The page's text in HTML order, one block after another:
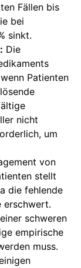
Fällen bis
bei
sinkt.
Die
Patienten
nicht
um
von
stellt
die fehlende
erschwert.
schweren
empirische
muss.